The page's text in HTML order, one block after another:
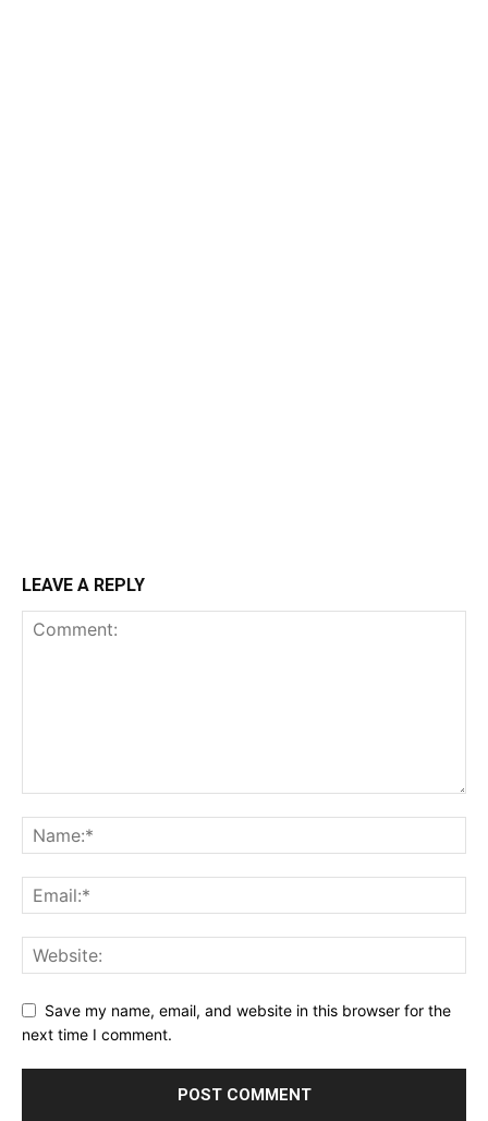
LEAVE A REPLY
Save my name, email, and website in this browser for the
next time I comment.